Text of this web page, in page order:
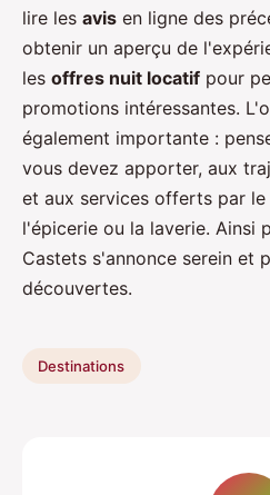
lire les avis en ligne des
obtenir un aperçu de
les offres nuit locatif pour
promotions intéressantes.
également importante :
vous devez apporter, aux
et aux services offerts par
l'épicerie ou la laverie. Ainsi
Castets s'annonce serein et
découvertes.
Destinations